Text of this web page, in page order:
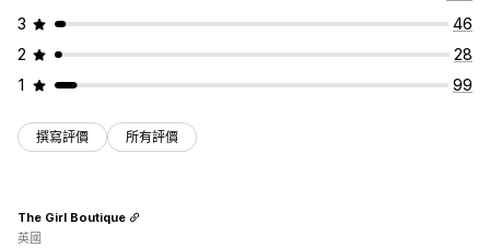
3
46
2
28
1
99
撰寫評價 所有評價
The Girl Boutique
英國